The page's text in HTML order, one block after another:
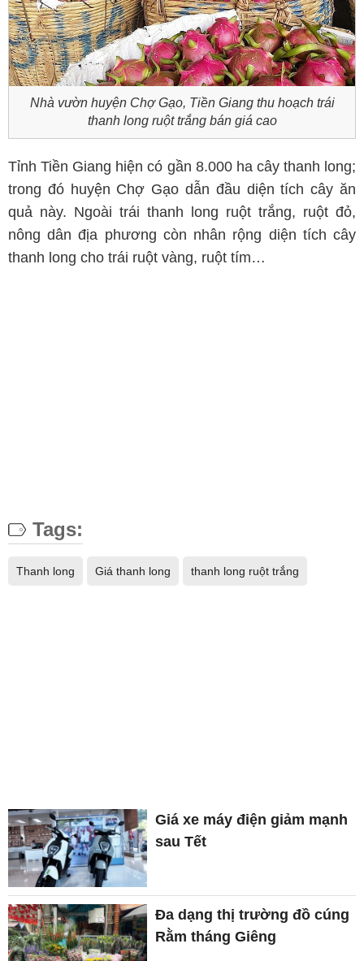
Nhà vườn huyện Chợ Gạo, Tiền Giang thu hoạch trái
thanh long ruột trắng bán giá cao
Tỉnh Tiền Giang hiện có gần 8.000 ha cây thanh long;
trong đó huyện Chợ Gạo dẫn đầu diện tích cây ăn
quả này. Ngoài trái thanh long ruột trắng, ruột đỏ,
nông dân địa phương còn nhân rộng diện tích cây
thanh long cho trái ruột vàng, ruột tím…
Tags:
Thanh long Giá thanh long thanh long ruột trắng
Giá xe máy điện giảm mạnh
sau Tết
Đa dạng thị trường đồ cúng
Rằm tháng Giêng